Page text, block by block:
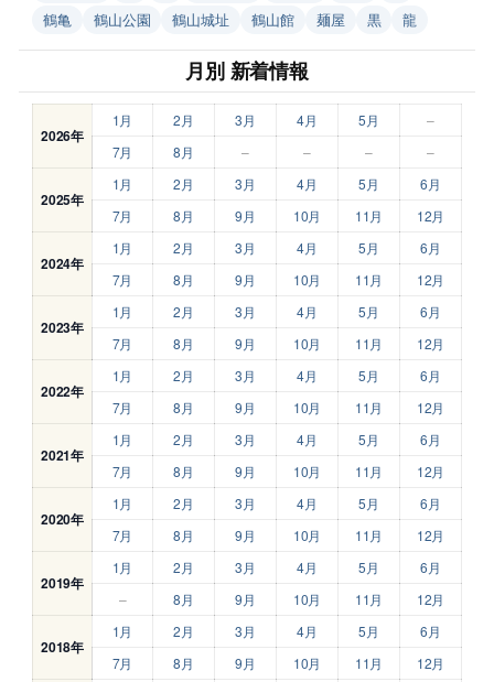
鶴亀
鶴山公園 鶴山城址 鶴山館 麺屋 黒 龍
月別 新着情報
2026年
1月 2月 3月 4月 5月
–
7月
8月 – – – –
2025年
1月 2月 3月 4月 5月
6月
7月
8月 9月 10月 11月 12月
2024年
1月 2月 3月 4月 5月
6月
7月
8月 9月 10月 11月 12月
2023年
1月 2月 3月 4月 5月
6月
7月
8月 9月 10月 11月 12月
2022年
1月 2月 3月 4月 5月
6月
7月
8月 9月 10月 11月 12月
2021年
1月 2月 3月 4月 5月
6月
7月
8月 9月 10月 11月 12月
2020年
1月 2月 3月 4月 5月
6月
7月
8月 9月 10月 11月 12月
2019年
1月 2月 3月 4月 5月
6月
–
8月 9月 10月 11月 12月
2018年
1月 2月 3月 4月 5月
6月
7月
8月 9月 10月 11月 12月